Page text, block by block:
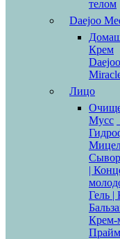
телом
Daejoo
Крем
Лицо
Мусс
|
Гель
Крем-